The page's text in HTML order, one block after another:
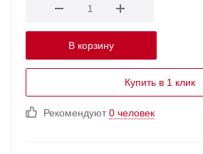
В корзину
Купить в 1 клик
Рекомендуют0 человек